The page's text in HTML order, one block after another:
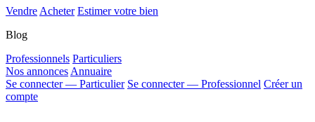
Vendre Acheter Estimer votre bien
Blog
Professionnels Particuliers
Nos annonces Annuaire
Se connecter — Particulier Se connecter — Professionnel Créer un
compte